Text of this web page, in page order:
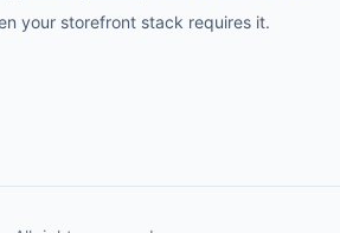
your storefront stack requires it.